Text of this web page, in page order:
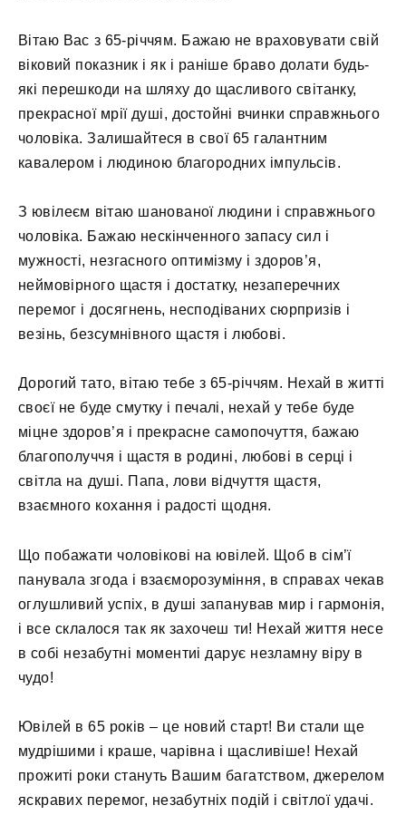
Вітаю Вас з 65-річчям. Бажаю не враховувати свій
віковий показник і як і раніше браво долати будь-
які перешкоди на шляху до щасливого світанку,
прекрасної мрії душі, достойні вчинки справжнього
чоловіка. Залишайтеся в свої 65 галантним
кавалером і людиною благородних імпульсів.
З ювілеєм вітаю шанованої людини і справжнього
чоловіка. Бажаю нескінченного запасу сил і
мужності, незгасного оптимізму і здоров’я,
неймовірного щастя і достатку, незаперечних
перемог і досягнень, несподіваних сюрпризів і
везінь, безсумнівного щастя і любові.
Дорогий тато, вітаю тебе з 65-річчям. Нехай в житті
своєї не буде смутку і печалі, нехай у тебе буде
міцне здоров’я і прекрасне самопочуття, бажаю
благополуччя і щастя в родині, любові в серці і
світла на душі. Папа, лови відчуття щастя,
взаємного кохання і радості щодня.
Що побажати чоловікові на ювілей. Щоб в сім’ї
панувала згода і взаєморозуміння, в справах чекав
оглушливий успіх, в душі запанував мир і гармонія,
і все склалося так як захочеш ти! Нехай життя несе
в собі незабутні моментиі дарує незламну віру в
чудо!
Ювілей в 65 років – це новий старт! Ви стали ще
мудрішими і краше, чарівна і щасливіше! Нехай
прожиті роки стануть Вашим багатством, джерелом
яскравих перемог, незабутніх подій і світлої удачі.